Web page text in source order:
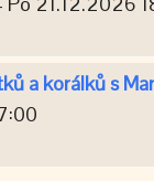
a korálků s